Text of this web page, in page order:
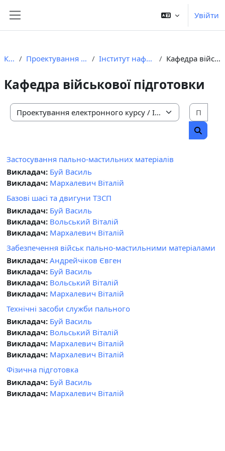
Увійти
Курси Проектування електронного курсу Інститут нафтогазової інженерії Кафедра військової підготовки
Кафедра військової підготовки
Категорії курсів
Пошук
Застосування пально-мастильних матеріалів
Викладач: Буй Василь
Викладач: Мархалевич Віталій
Базові шасі та двигуни ТЗСП
Викладач: Буй Василь
Викладач: Вольський Віталій
Викладач: Мархалевич Віталій
Забезпечення військ пально-мастильними матеріалами
Викладач: Андрейчіков Євген
Викладач: Буй Василь
Викладач: Вольський Віталій
Викладач: Мархалевич Віталій
Технічні засоби служби пального
Викладач: Буй Василь
Викладач: Вольський Віталій
Викладач: Мархалевич Віталій
Викладач: Мархалевич Віталій
Фізична підготовка
Викладач: Буй Василь
Викладач: Мархалевич Віталій